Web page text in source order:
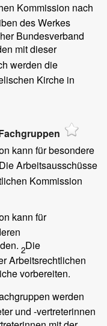
Kommission nach
des Werkes
Bundesverband
mit dieser
werden die
Kirche in
kann für besondere
Die Arbeitsausschüsse
Kommission
kann für
2Die
Arbeitsrechtlichen
vorbereiten.
werden
und -vertreterinnen